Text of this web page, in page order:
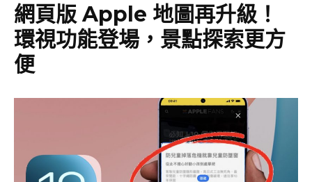
網頁版 Apple 地圖再升級！
環視功能登場，景點探索更方
便